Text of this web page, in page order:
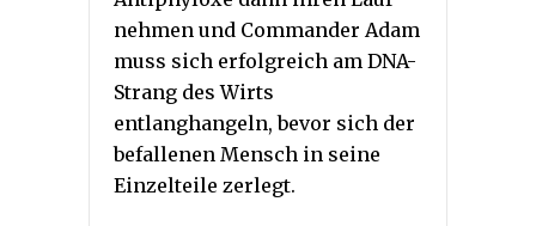
nehmen und Commander Adam
muss sich erfolgreich am DNA-
Strang des Wirts
entlanghangeln, bevor sich der
befallenen Mensch in seine
Einzelteile zerlegt.